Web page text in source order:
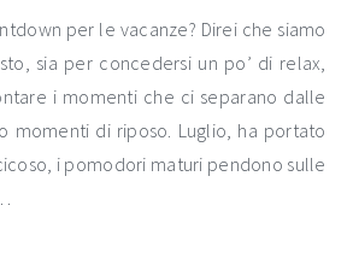
per le vacanze? Direi che siamo
sia per concedersi un po’ di relax,
i momenti che ci separano dalle
momenti di riposo. Luglio, ha portato
i pomodori maturi pendono sulle